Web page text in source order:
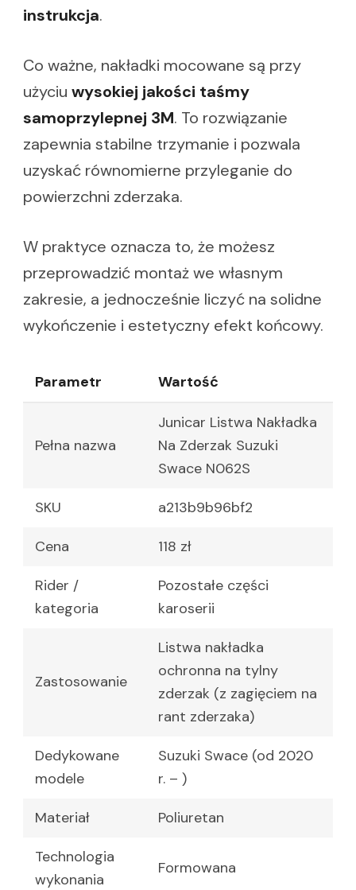
instrukcja.
Co ważne, nakładki mocowane są przy
użyciu wysokiej jakości taśmy
samoprzylepnej 3M. To rozwiązanie
zapewnia stabilne trzymanie i pozwala
uzyskać równomierne przyleganie do
powierzchni zderzaka.
W praktyce oznacza to, że możesz
przeprowadzić montaż we własnym
zakresie, a jednocześnie liczyć na solidne
wykończenie i estetyczny efekt końcowy.
Parametr Wartość
Pełna nazwa
Junicar Listwa Nakładka
Na Zderzak Suzuki
Swace N062S
SKU a213b9b96bf2
Cena 118 zł
Rider /
kategoria
Pozostałe części
karoserii
Zastosowanie
Listwa nakładka
ochronna na tylny
zderzak (z zagięciem na
rant zderzaka)
Dedykowane
modele
Suzuki Swace (od 2020
r. – )
Materiał Poliuretan
Technologia
wykonania
Formowana